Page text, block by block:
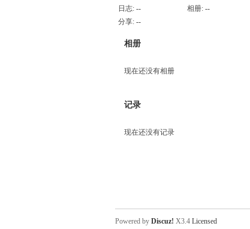
日志: -- 相册: --
分享: --
相册
现在还没有相册
记录
现在还没有记录
Powered by Discuz! X3.4 Licensed